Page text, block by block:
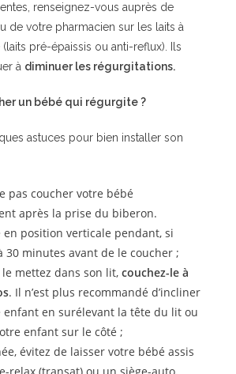
renseignez-vous auprès de
de votre pharmacien sur les laits à
pré-épaissis ou anti-reflux). Ils
à diminuer les régurgitations.
un bébé qui régurgite ?
astuces pour bien installer son
pas coucher votre bébé
après la prise du biberon.
en position verticale pendant, si
30 minutes avant de le coucher ;
le mettez dans son lit,couchez-le à
. Il n’est plus recommandé d’incliner
enfant en surélevant la tête du lit ou
enfant sur le côté ;
évitez de laisser votre bébé assis